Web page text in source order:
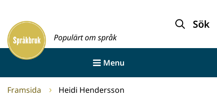
innehållet
Framsida
Populärt om språk
Sök
Menu
Framsida Heidi Hendersson